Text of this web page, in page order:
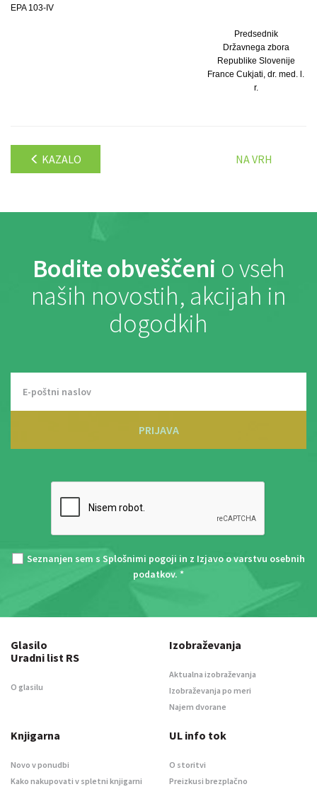
EPA 103-IV
Predsednik
Državnega zbora
Republike Slovenije
France Cukjati, dr. med. l.
r.
KAZALO NA VRH
Bodite obveščeni o vseh
naših novostih, akcijah in
dogodkih
PRIJAVA
Seznanjen sem s Splošnimi pogoji in z Izjavo o varstvu osebnih
podatkov. *
Glasilo
Uradni list RS
O glasilu
Izobraževanja
Aktualna izobraževanja
Izobraževanja po meri
Najem dvorane
Knjigarna
Novo v ponudbi
Kako nakupovati v spletni knjigarni
UL info tok
O storitvi
Preizkusi brezplačno